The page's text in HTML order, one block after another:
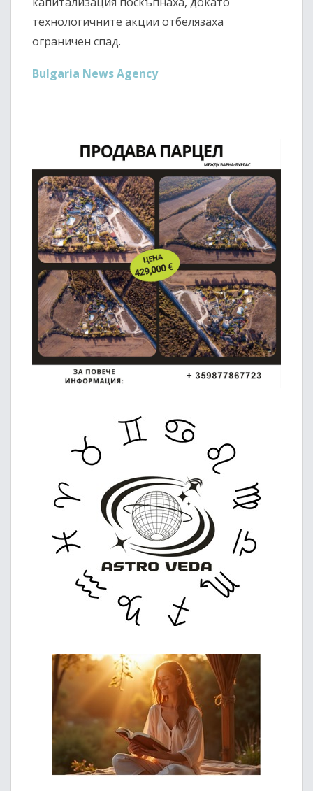
технологичните акции отбелязаха
ограничен спад.
Bulgaria News Agency